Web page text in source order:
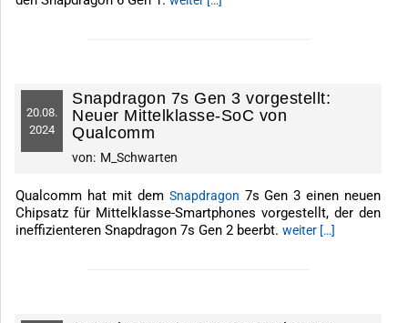
20.08.
2024
Snapdragon 7s Gen 3 vorgestellt:
Neuer Mittelklasse-SoC von
Qualcomm
von: M_Schwarten
Qualcomm hat mit dem Snapdragon 7s Gen 3 einen neuen
Chipsatz für Mittelklasse-Smartphones vorgestellt, der den
ineffizienteren Snapdragon 7s Gen 2 beerbt. weiter […]